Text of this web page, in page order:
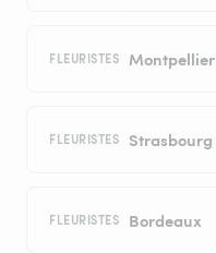
FLEURISTES Montpellier
FLEURISTES Strasbourg
FLEURISTES Bordeaux